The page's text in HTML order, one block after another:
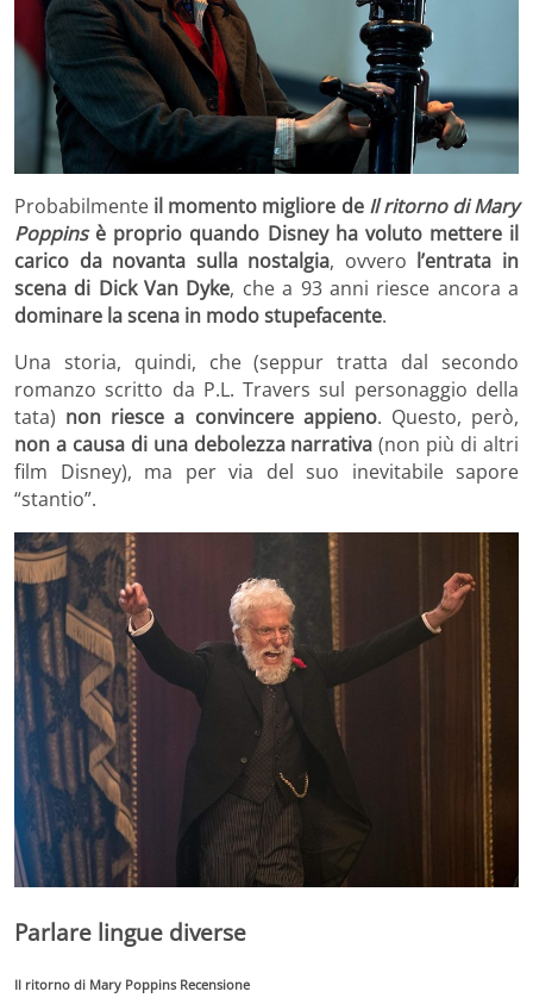
Probabilmente il momento migliore de Il ritorno di Mary
Poppinsè proprio quando Disney ha voluto mettere il
carico da novanta sulla nostalgia, ovvero l’entrata in
scena di Dick Van Dyke, che a 93 anni riesce ancora a
dominare la scena in modo stupefacente.
Una storia, quindi, che (seppur tratta dal secondo
romanzo scritto da P.L. Travers sul personaggio della
tata) non riesce a convincere appieno. Questo, però,
non a causa di una debolezza narrativa (non più di altri
film Disney), ma per via del suo inevitabile sapore
“stantio”.
Parlare lingue diverse
Il ritorno di Mary Poppins Recensione